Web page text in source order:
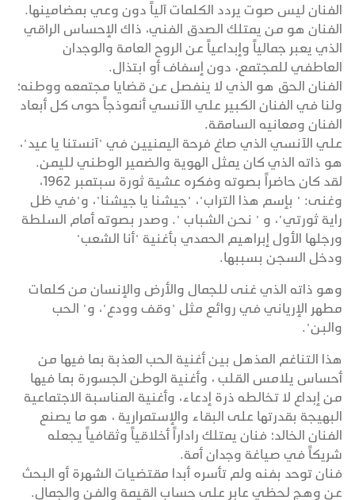
الفنان ليس صوت يردد الكلمات آلياً دون وعي بمضامينها.
الفنان هو من يمتلك الصدق الفني، ذاك الإحساس الراقي
الذي يعبر جمالياً وإبداعياً عن الروح العامة والوجدان
العاطفي للمجتمع، دون إسفاف أو ابتذال.
الفنان الحق هو الذي لا ينفصل عن قضايا مجتمعه ووطنه؛
ولنا في الفنان الكبير علي الآنسي أنموذجاً حوى كل أبعاد
الفنان ومعانيه السامقة.
علي الآنسي الذي صاغ فرحة اليمنيين في "آنستنا يا عيد"،
هو ذاته الذي كان يمثل الهوية والضمير الوطني لليمن.
لقد كان حاضراً بصوته وفكره عشية ثورة سبتمبر 1962،
وغنى: " بإسم هذا التراب"، "جيشنا يا جيشنا"، و"في ظل
راية ثورتي"، و " نحن الشباب ". وصدر بصوته أمام السلطة
ورجلها الأول إبراهيم الحمدي بأغنية "أنا الشعب"
ودخل السجن بسببها.
وهو ذاته الذي غنى للجمال والأرض والإنسان من كلمات
مطهر الإرياني في روائع مثل "وقف وودع"، و" الحب
والبن".
هذا التناغم المذهل بين أغنية الحب العذبة بما فيها من
أحساس يلامس القلب ، وأغنية الوطن الجسورة بما فيها
من إبداع لا تخالطه ذرة إدعاء، وأغنية المناسبة الاجتماعية
البهيجة بقدرتها على البقاء والإستمرارية ، هو ما يصنع
الفنان الخالد؛ فنان يمتلك راداراً أخلاقياً وثقافياً يجعله
شريكاً في صياغة وجدان أمة.
فنان توحد بفنه ولم تأسره أبدا مقتضيات الشهرة أو البحث
عن وهج لحظي عابر على حساب القيمة والفن والجمال.